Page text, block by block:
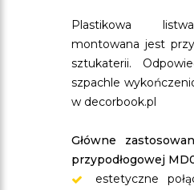
Plastikowa
montowana jest
sztukaterii.
szpachle
w decorbook.pl
Główne
przypodłogowej
estetyczne